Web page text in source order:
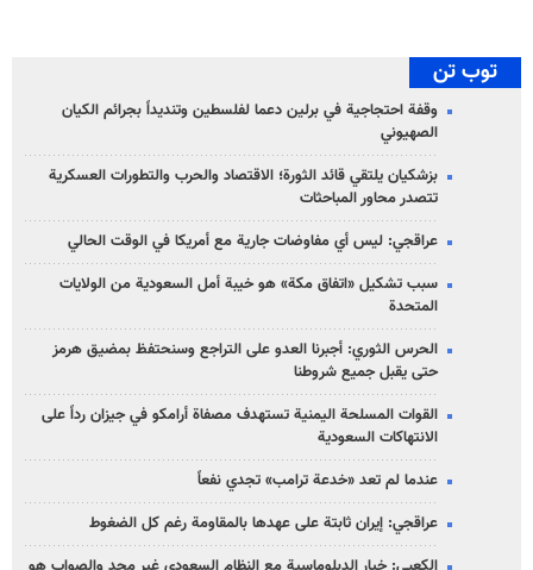
توب تن
وقفة احتجاجية في برلين دعما لفلسطين وتنديداً بجرائم الكيان
الصهیوني
بزشكيان يلتقي قائد الثورة؛ الاقتصاد والحرب والتطورات العسكرية
تتصدر محاور المباحثات
عراقجي: ليس أي مفاوضات جارية مع أمريكا في الوقت الحالي
سبب تشكيل «اتفاق مكة» هو خيبة أمل السعودية من الولايات
المتحدة
الحرس الثوري: أجبرنا العدو على التراجع وسنحتفظ بمضيق هرمز
حتى يقبل جميع شروطنا
القوات المسلحة اليمنية تستهدف مصفاة أرامكو في جيزان رداً على
الانتهاكات السعودية
عندما لم تعد «خدعة ترامب» تجدي نفعاً
عراقجي: إيران ثابتة على عهدها بالمقاومة رغم كل الضغوط